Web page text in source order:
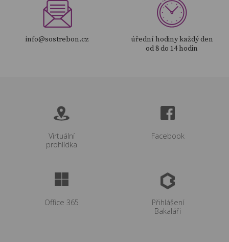
info@sostrebon.cz
úřední hodiny každý den
od 8 do 14 hodin
Virtuální
prohlídka
Facebook
Office 365
Přihlášení
Bakaláři